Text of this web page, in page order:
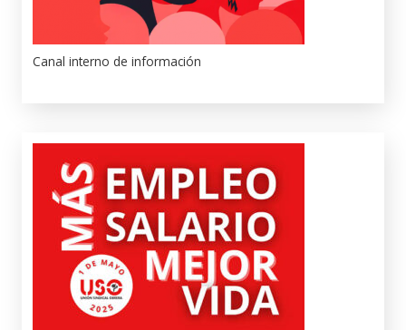
Canal interno de información